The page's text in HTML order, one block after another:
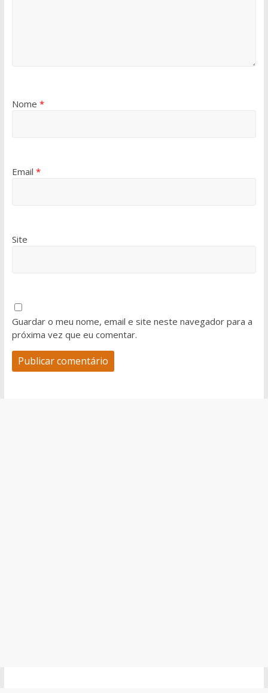
Nome *
Email *
Site
Guardar o meu nome, email e site neste navegador para a
próxima vez que eu comentar.